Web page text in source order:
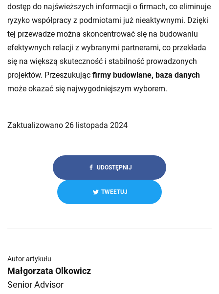
dostęp do najświeższych informacji o firmach, co eliminuje
ryzyko współpracy z podmiotami już nieaktywnymi. Dzięki
tej przewadze można skoncentrować się na budowaniu
efektywnych relacji z wybranymi partnerami, co przekłada
się na większą skuteczność i stabilność prowadzonych
projektów. Przeszukując firmy budowlane, baza danych
może okazać się najwygodniejszym wyborem.
Zaktualizowano 26 listopada 2024
UDOSTĘPNIJ
TWEETUJ
Autor artykułu
Małgorzata Olkowicz
Senior Advisor